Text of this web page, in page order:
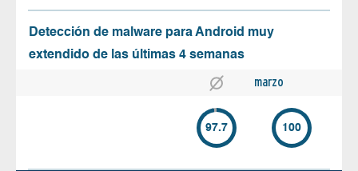
Detección de malware para Android muy
extendido de las últimas 4 semanas
marzo
97.7 100